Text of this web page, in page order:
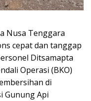
Nusa Tenggara
cepat dan tanggap
Ditsamapta
Operasi (BKO)
di
Gunung Api